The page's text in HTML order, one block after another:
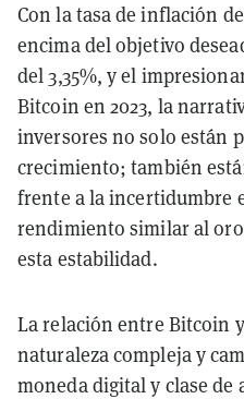
Con la tasa de inflación
encima del objetivo
del 3,35%, y el
Bitcoin en 2023, la
inversores no solo están
crecimiento; también
frente a la incertidumbre
rendimiento similar al
esta estabilidad.
La relación entre Bitcoin
naturaleza compleja y
moneda digital y clase de